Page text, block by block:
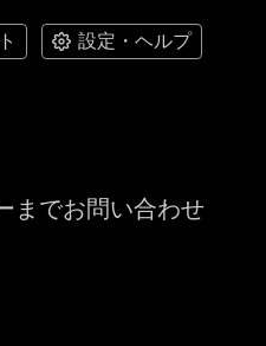
設定・ヘルプ
までお問い合わせ